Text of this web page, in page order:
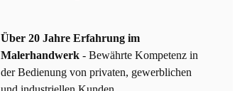
Über 20 Jahre Erfahrung im
Malerhandwerk - Bewährte Kompetenz in
der Bedienung von privaten, gewerblichen